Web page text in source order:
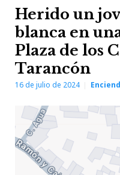
Herido un
blanca en
Plaza de los
Tarancón
16 de julio de 2024